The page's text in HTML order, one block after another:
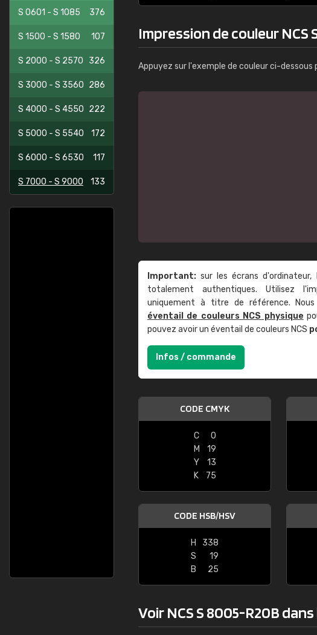
S 0601 - S 1085 376
S 1500 - S 1580 107
S 2000 - S 2570 326
S 3000 - S 3560 286
S 4000 - S 4550 222
S 5000 - S 5540 172
S 6000 - S 6530 117
S 7000 - S 9000 133
Impression de couleur NCS
Appuyez sur l'exemple de couleur ci-dessous
Important: sur les écrans d'ordinateur,
totalement authentiques. Utilisez
uniquement à titre de référence.
éventail de couleurs NCS physique
pouvez avoir un éventail de couleurs NCS
Infos / commande
CODE CMYK
C
0
M
19
Y
13
K
75
CODE HSB/HSV
H
338
S
19
B
25
Voir NCS S 8005-R20B